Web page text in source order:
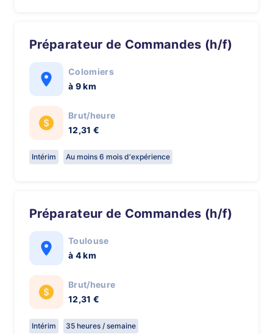
Préparateur de Commandes (h/f)
Colomiers
à 9 km
Brut/heure
12,31 €
Intérim Au moins 6 mois d'expérience
Préparateur de Commandes (h/f)
Toulouse
à 4 km
Brut/heure
12,31 €
Intérim
35 heures / semaine